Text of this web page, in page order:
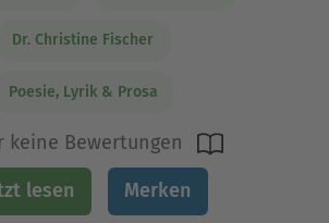
Dr. Christine Fischer
Poesie, Lyrik & Prosa
keine Bewertungen
lesen Merken